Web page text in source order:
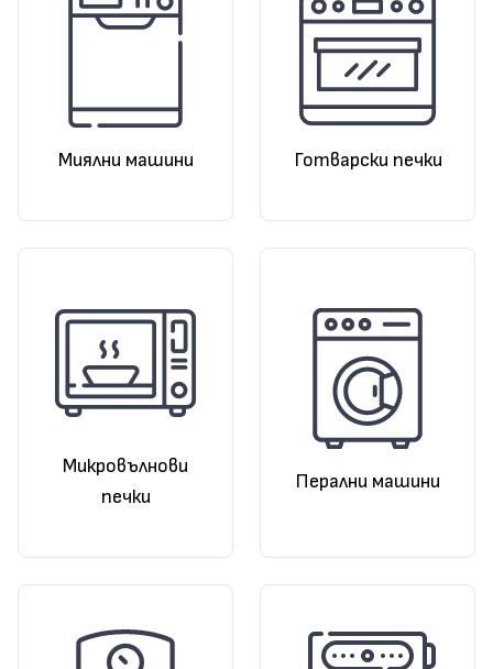
Миялни машини Готварски печки
Микровълнови
печки
Перални машини